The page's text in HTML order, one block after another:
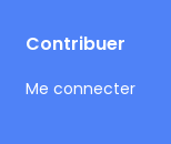
Contribuer
Me connecter